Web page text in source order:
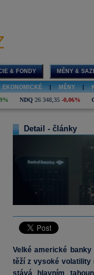
& FONDY MĚNY &
EKONOMICKÉ MĚNY
NDQ 26 348,35 -0,06%
Detail - články
Velké americké
těží z vysoké volatility
stává hlavním